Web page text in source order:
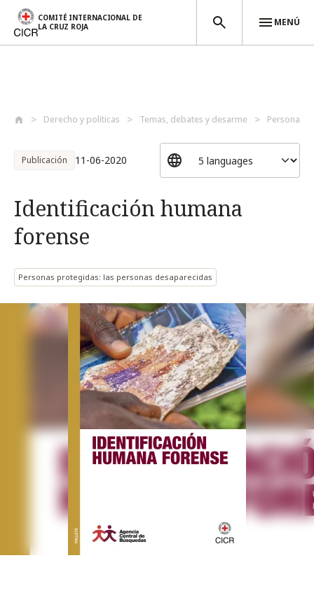
COMITÉ INTERNACIONAL DE
LA CRUZ ROJA
MENÚ
Derecho y políticas Temas, debates y desarme Personas
Publicación 11-06-2020
Identificación humana
forense
Personas protegidas: las personas desaparecidas